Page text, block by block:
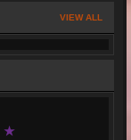
VIEW ALL
★